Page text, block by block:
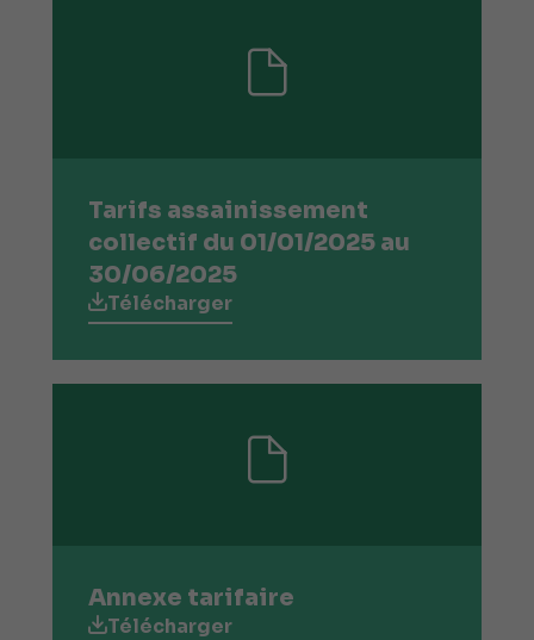
Tarifs assainissement
collectif du 01/01/2025 au
30/06/2025
Télécharger
Annexe tarifaire
Télécharger